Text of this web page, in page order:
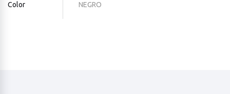
Color NEGRO